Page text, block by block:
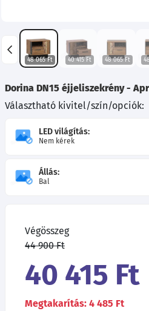
48 065 Ft 40 415 Ft 48 065 Ft
Dorina DN15 éjjeliszekrény -
Választható kivitel/szín/opciók:
LED világítás:
Nem kérek
Állás:
Bal
Végösszeg
44 900 Ft
40 415 Ft
Megtakarítás: 4 485 Ft